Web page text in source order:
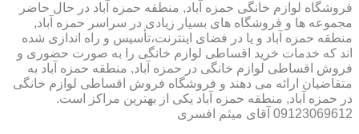
فروشگاه لوازم خانگی حمزه آباد, منطقه حمزه آباد در حال حاضر
مجموعه ها و فروشگاه های بسیار زیادی در سراسر حمزه آباد,
منطقه حمزه آباد و یا در فضای اینترنت،تأسیس و راه اندازی شده
اند که خدمات خرید اقساطی لوازم خانگی را به صورت حضوری و
فروش اقساطی لوازم خانگی در حمزه آباد, منطقه حمزه آباد به
متقاضیان ارائه می دهند و فروشگاه فروش اقساطی لوازم خانگی
در حمزه آباد, منطقه حمزه آباد یکی از بهترین مراکز است.
09123069612 آقای میثم افسری